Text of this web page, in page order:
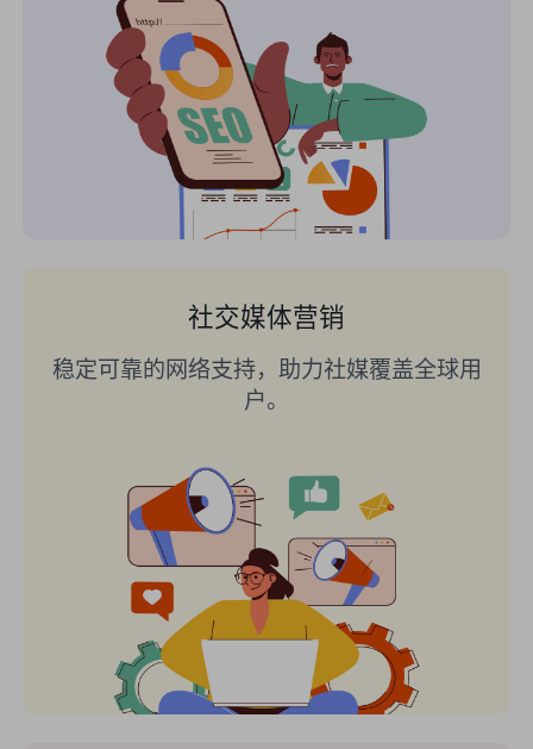
社交媒体营销
稳定可靠的网络支持，助力社媒覆盖全球用
户。